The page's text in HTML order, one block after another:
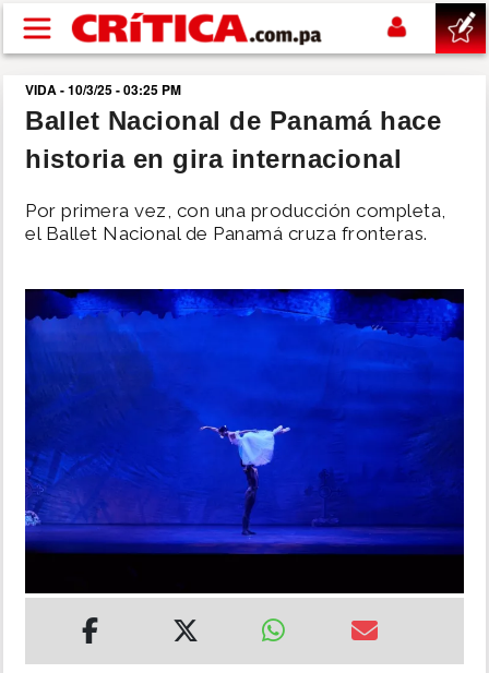
Pasar al contenido principal
buscar
SUCESOS
NACIONAL
MUNDO
INSÓLITAS
MULTIMEDIA
VIDA - 10/3/25 - 03:25 PM
Ballet Nacional de Panamá hace
historia en gira internacional
Por primera vez, con una producción completa,
el Ballet Nacional de Panamá cruza fronteras.